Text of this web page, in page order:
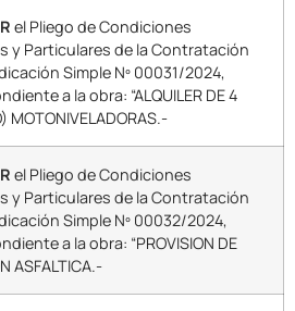
el Pliego de Condiciones
y Particulares de la Contratación
Simple Nº 00031/2024,
a la obra: “ALQUILER DE 4
MOTONIVELADORAS.-
el Pliego de Condiciones
y Particulares de la Contratación
Simple Nº 00032/2024,
a la obra: “PROVISION DE
ASFALTICA.-